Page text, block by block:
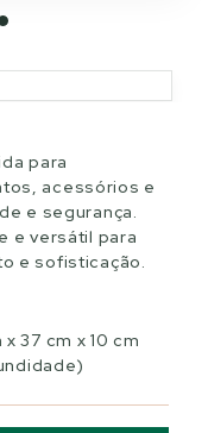
para
acessórios e
e segurança.
e versátil para
e sofisticação.
37 cm x 10 cm